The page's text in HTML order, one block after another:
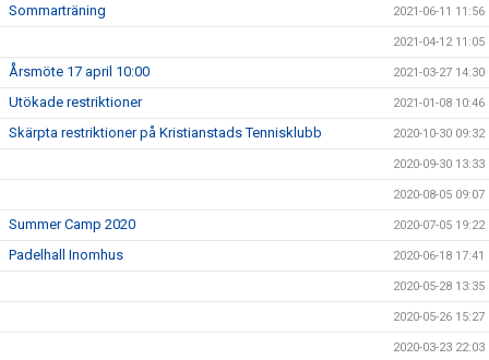
Sommarträning 2021-06-11 11:56
2021-04-12 11:05
Årsmöte 17 april 10:00 2021-03-27 14:30
Utökade restriktioner 2021-01-08 10:46
Skärpta restriktioner på Kristianstads Tennisklubb 2020-10-30 09:32
2020-09-30 13:33
2020-08-05 09:07
Summer Camp 2020 2020-07-05 19:22
Padelhall Inomhus 2020-06-18 17:41
2020-05-28 13:35
2020-05-26 15:27
2020-03-23 22:03